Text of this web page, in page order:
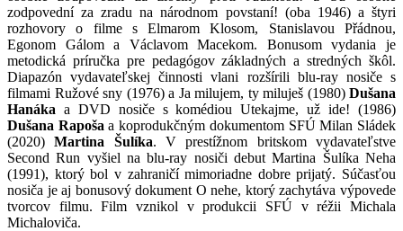
zodpovední za zradu na národnom povstaní! (oba 1946) a štyri
rozhovory o filme s Elmarom Klosom, Stanislavou Přádnou,
Egonom Gálom a Václavom Macekom. Bonusom vydania je
metodická príručka pre pedagógov základných a stredných škôl.
Diapazón vydavateľskej činnosti vlani rozšírili blu-ray nosiče s
filmami Ružové sny (1976) a Ja milujem, ty miluješ (1980) Dušana
Hanáka a DVD nosiče s komédiou Utekajme, už ide! (1986)
Dušana Rapoša a koprodukčným dokumentom SFÚ Milan Sládek
(2020)Martina Šulíka. V prestížnom britskom vydavateľstve
Second Run vyšiel na blu-ray nosiči debut Martina Šulíka Neha
(1991), ktorý bol v zahraničí mimoriadne dobre prijatý. Súčasťou
nosiča je aj bonusový dokument O nehe, ktorý zachytáva výpovede
tvorcov filmu. Film vznikol v produkcii SFÚ v réžii Michala
Michaloviča.